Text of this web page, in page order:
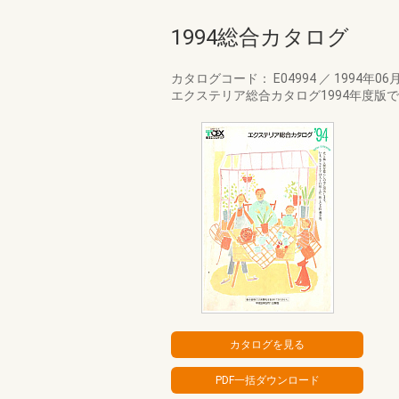
1994総合カタログ
カタログコード： E04994 ／ 1994年06月
エクステリア総合カタログ1994年度版で